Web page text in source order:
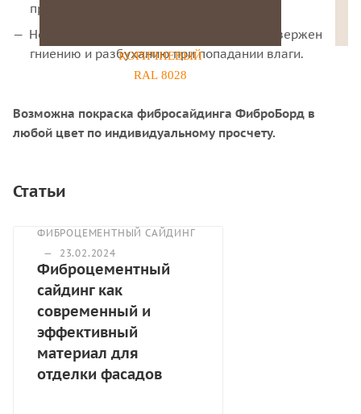
при нагреве вредных веществ.
Не содержит органики - материал не подвержен
гниению и разбуханию при попадании влаги.
КОРИЧНЕВЫЙ
RAL 8028
Возможна покраска фибросайдинга ФиброБорд в
любой цвет по индивидуальному просчету.
Статьи
ФИБРОЦЕМЕНТНЫЙ САЙДИНГ
—
23.02.2024
Фиброцементный
сайдинг как
современный и
эффективный
материал для
отделки фасадов